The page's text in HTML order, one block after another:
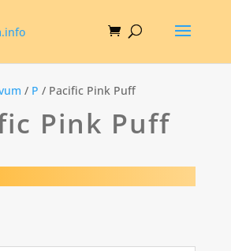
/ P / Pacific Pink Puff
Pink Puff